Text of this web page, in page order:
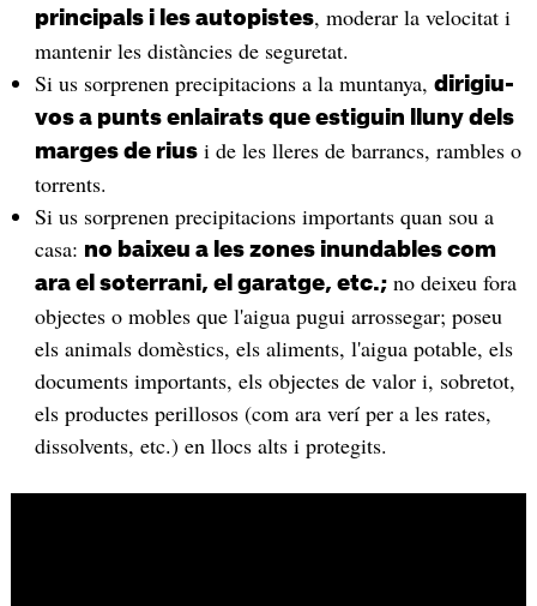
principals i les autopistes, moderar la velocitat i
mantenir les distàncies de seguretat.
Si us sorprenen precipitacions a la muntanya, dirigiu-
vos a punts enlairats que estiguin lluny dels
marges de riusi de les lleres de barrancs, rambles o
torrents.
Si us sorprenen precipitacions importants quan sou a
casa: no baixeu a les zones inundables com
ara el soterrani, el garatge, etc.;no deixeu fora
objectes o mobles que l'aigua pugui arrossegar; poseu
els animals domèstics, els aliments, l'aigua potable, els
documents importants, els objectes de valor i, sobretot,
els productes perillosos (com ara verí per a les rates,
dissolvents, etc.) en llocs alts i protegits.